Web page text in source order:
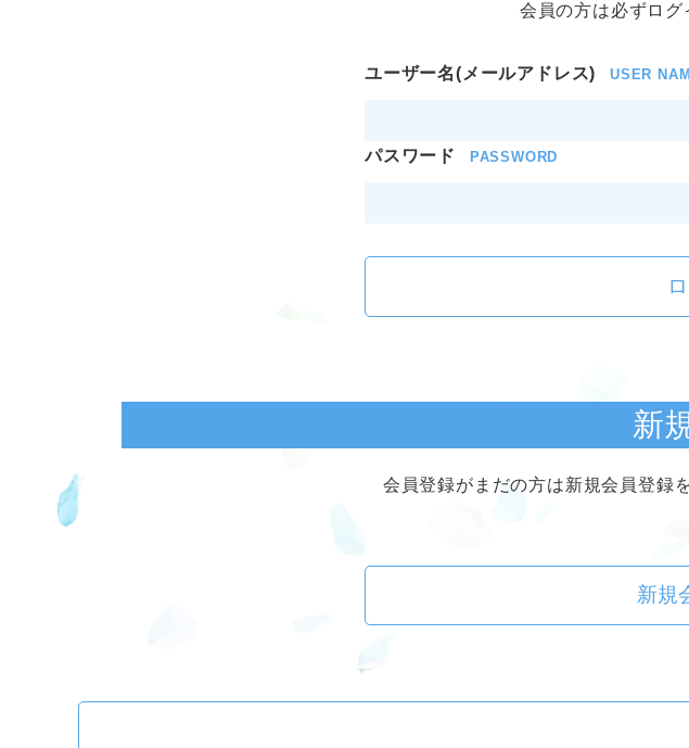
会員の方は必ずログ
ユーザー名(メールアドレス) USER
パスワード PASSWORD
新
会員登録がまだの方は新規会員登録
新規